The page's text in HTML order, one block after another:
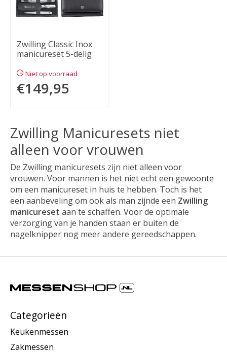
Zwilling Classic Inox
manicureset 5-delig
Niet op voorraad
€149,95
Zwilling Manicuresets niet
alleen voor vrouwen
De Zwilling manicuresets zijn niet alleen voor
vrouwen. Voor mannen is het niet echt een gewoonte
om een manicureset in huis te hebben. Toch is het
een aanbeveling om ook als man zijnde een Zwilling
manicureset aan te schaffen. Voor de optimale
verzorging van je handen staan er buiten de
nagelknipper nog meer andere gereedschappen.
Categorieën
Keukenmessen
Zakmessen